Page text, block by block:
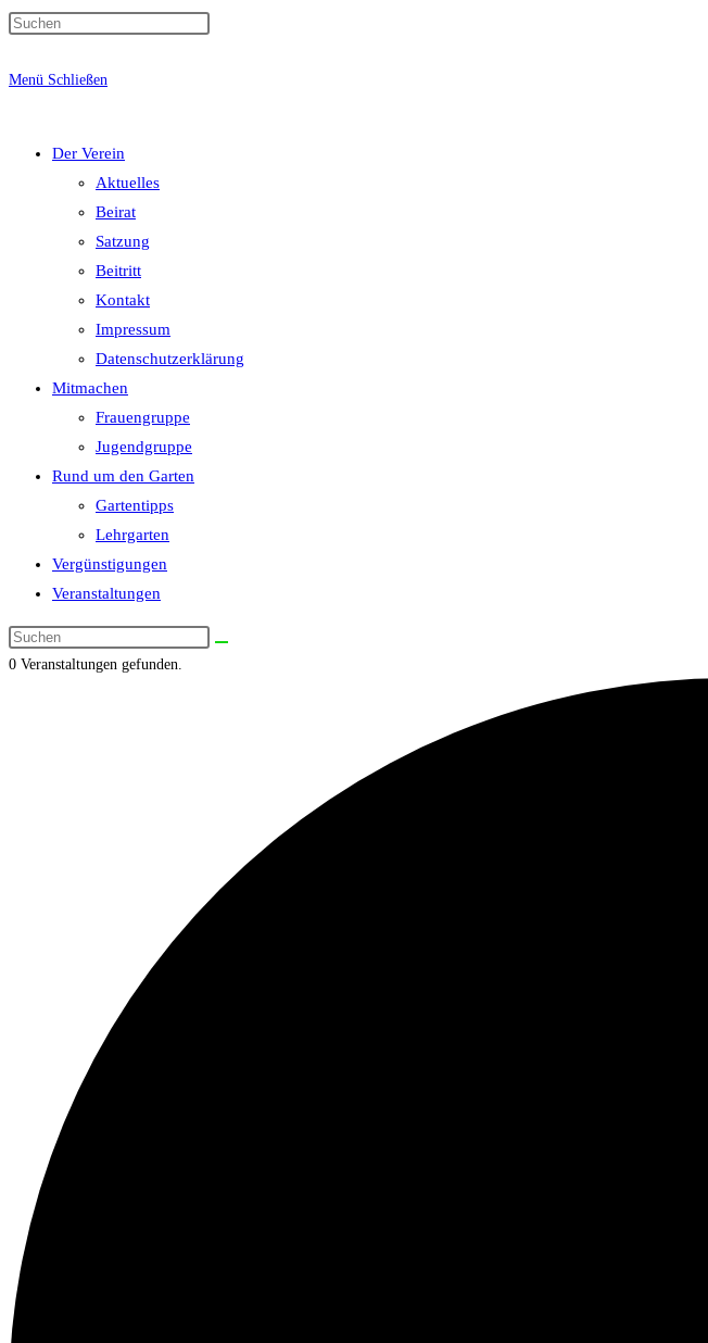
Suche
Menü Schließen
Der Verein
Aktuelles
Beirat
Satzung
Beitritt
Kontakt
Impressum
Datenschutzerklärung
Mitmachen
Frauengruppe
Jugendgruppe
Rund um den Garten
Gartentipps
Lehrgarten
Vergünstigungen
Veranstaltungen
Diese
Website
0 Veranstaltungen gefunden.